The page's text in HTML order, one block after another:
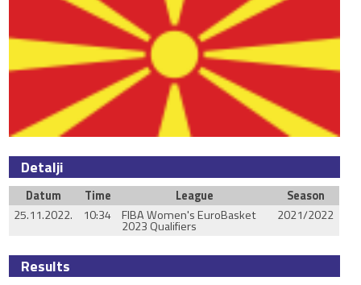
Detalji
Datum Time League
Season
25.11.2022.
10:34 FIBA Women's EuroBasket
2023 Qualifiers
2021/2022
Results